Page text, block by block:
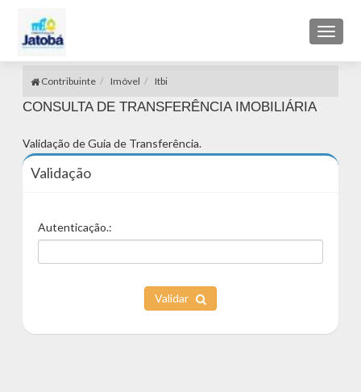
Toggle
Contribuinte Imóvel Itbi
CONSULTA DE TRANSFERÊNCIA IMOBILIÁRIA
Validação de Guia de Transferência.
Validação
Autenticação.:
Validar